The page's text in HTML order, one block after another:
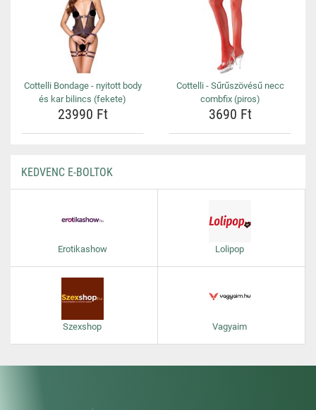
Cottelli Bondage - nyitott body
és kar bilincs (fekete)
23990 Ft
Cottelli - Sűrűszövésű necc
combfix (piros)
3690 Ft
KEDVENC E-BOLTOK
Erotikashow Lolipop
Szexshop Vagyaim